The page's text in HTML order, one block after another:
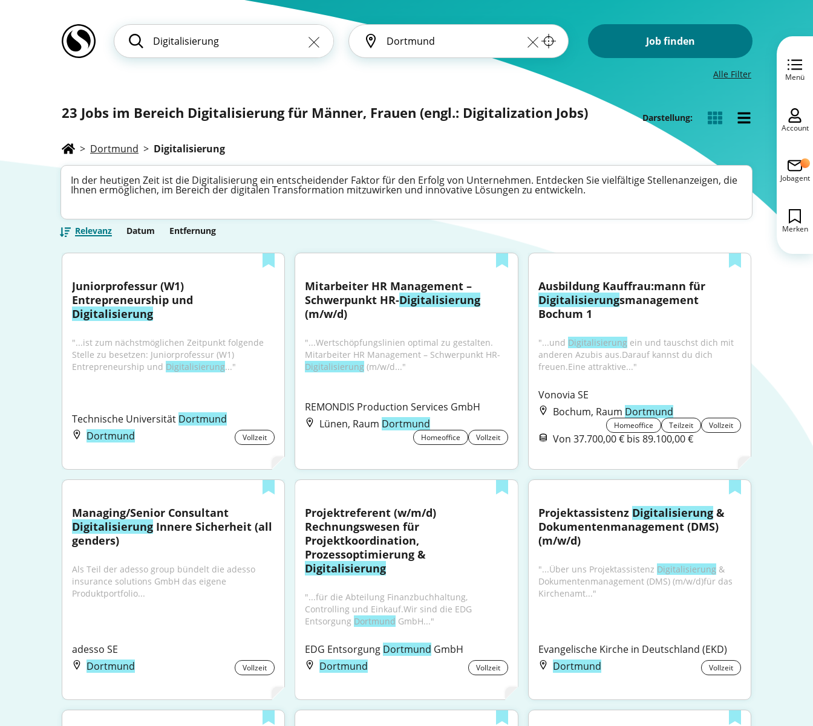
Job finden
Alle Filter
23 Jobs im Bereich Digitalisierung für Männer, Frauen (engl.: Digitalization Jobs) Darstellung:
> Dortmund > Digitalisierung
In der heutigen Zeit ist die Digitalisierung ein entscheidender Faktor für den Erfolg von Unternehmen. Entdecken Sie vielfältige Stellenanzeigen, die
Ihnen ermöglichen, im Bereich der digitalen Transformation mitzuwirken und innovative Lösungen zu entwickeln.
Relevanz Datum Entfernung
Juniorprofessur (W1)
Digitalisierung
"...ist zum nächstmöglichen Zeitpunkt folgende
Stelle zu besetzen: Juniorprofessur (W1)
Entrepreneurship und Digitalisierung..."
Technische Universität Dortmund
Dortmund
Vollzeit
Mitarbeiter HR Management –
Schwerpunkt HR-Digitalisierung
(m/w/d)
"...Wertschöpfungslinien optimal zu gestalten.
Mitarbeiter HR Management – Schwerpunkt HR-
Digitalisierung (m/w/d..."
REMONDIS Production Services GmbH
Lünen, Raum Dortmund
Homeoffice Vollzeit
Ausbildung Kauffrau:mann für
Digitalisierungsmanagement
Bochum 1
"...und Digitalisierung ein und tauschst dich mit
anderen Azubis aus.Darauf kannst du dich
freuen.Eine attraktive..."
Vonovia SE
Bochum, Raum Dortmund
Homeoffice Teilzeit Vollzeit
Von 37.700,00 € bis 89.100,00 €
Digitalisierung Innere Sicherheit (all
genders)
Als Teil der adesso group bündelt die adesso
insurance solutions GmbH das eigene
Produktportfolio...
adesso SE
Dortmund
Vollzeit
Projektreferent (w/m/d)
Rechnungswesen für
Projektkoordination,
Digitalisierung
"...für die Abteilung Finanzbuchhaltung,
Controlling und Einkauf.Wir sind die EDG
Entsorgung Dortmund GmbH..."
EDG Entsorgung Dortmund GmbH
Dortmund
Vollzeit
Projektassistenz Digitalisierung &
Dokumentenmanagement (DMS)
(m/w/d)
"...Über uns Projektassistenz Digitalisierung &
Dokumentenmanagement (DMS) (m/w/d)für das
Kirchenamt..."
Evangelische Kirche in Deutschland (EKD)
Dortmund
Vollzeit
Menü
Account
Jobagent
Merken